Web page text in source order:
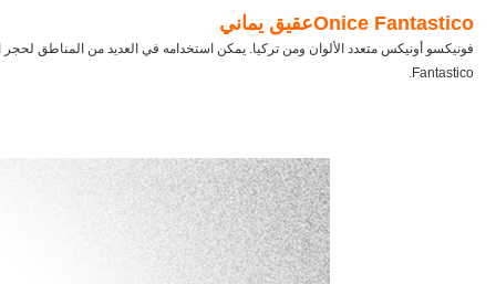
Onice Fantasticoعقيق يماني
Fantastico.